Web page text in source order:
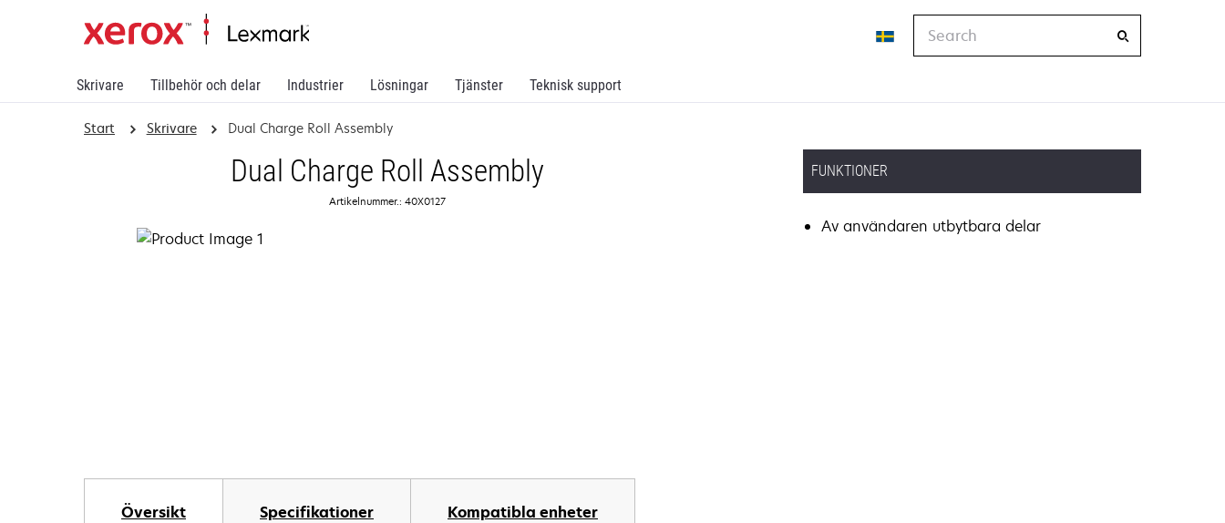
Skrivare Tillbehör och delar Industrier Lösningar Tjänster Teknisk support
Start Skrivare Dual Charge Roll Assembly
Dual Charge Roll Assembly
Artikelnummer.: 40X0127
FUNKTIONER
Av användaren utbytbara delar
Översikt Specifikationer Kompatibla enheter